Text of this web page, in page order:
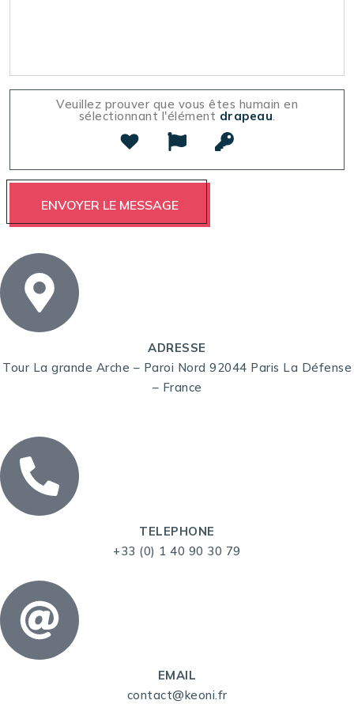
Veuillez prouver que vous êtes humain en
sélectionnant l'élément drapeau.
ADRESSE
Tour La grande Arche – Paroi Nord 92044 Paris La Défense
– France
TELEPHONE
+33 (0) 1 40 90 30 79
EMAIL
contact@keoni.fr